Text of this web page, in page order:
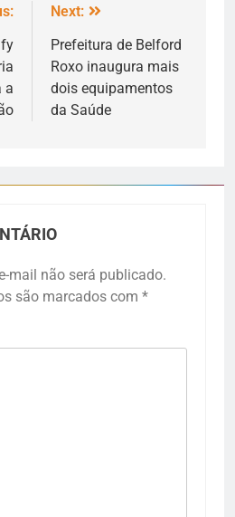
a
Next:
Prefeitura de Belford
Roxo inaugura mais
dois equipamentos
da Saúde
mail não será publicado.
são marcados com *